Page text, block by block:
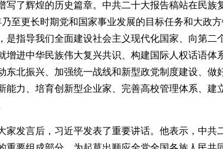
写了辉煌的历史篇章。中共二十大报告稿站在民族
至更长时期党和国家事业发展的目标任务和大政方
是指导我们全面建设社会主义现代化国家、向第二
增进中华民族伟大复兴共识、构建国际人权话语体
东北振兴、加强统一战线和新型政党制度建设、做
能力、培育创新型企业家、完善高校管理体系、建
家发言后，习近平发表了重要讲话。他表示，中共